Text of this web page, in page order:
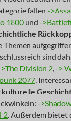
fallen -
1800 und -
Themen
sind
Division 2,->
2077.
-
2. Außerdem bietet